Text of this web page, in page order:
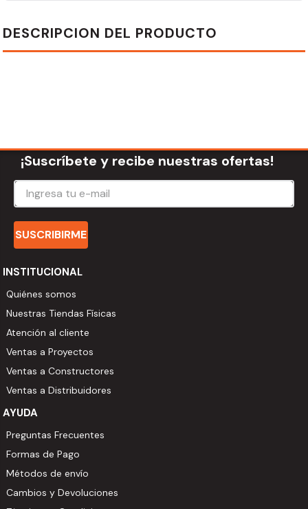
DESCRIPCION DEL PRODUCTO
¡Suscríbete y recibe nuestras ofertas!
SUSCRIBIRME
INSTITUCIONAL
Quiénes somos
Nuestras Tiendas Físicas
Atención al cliente
Ventas a Proyectos
Ventas a Constructores
Ventas a Distribuidores
AYUDA
Preguntas Frecuentes
Formas de Pago
Métodos de envío
Cambios y Devoluciones